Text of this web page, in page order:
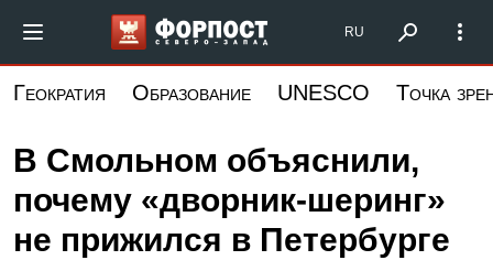
основному
Форпост Северо-Запад
RU
Геократия Образование UNESCO Точка
В Смольном объяснили,
почему «дворник-шеринг»
не прижился в Петербурге